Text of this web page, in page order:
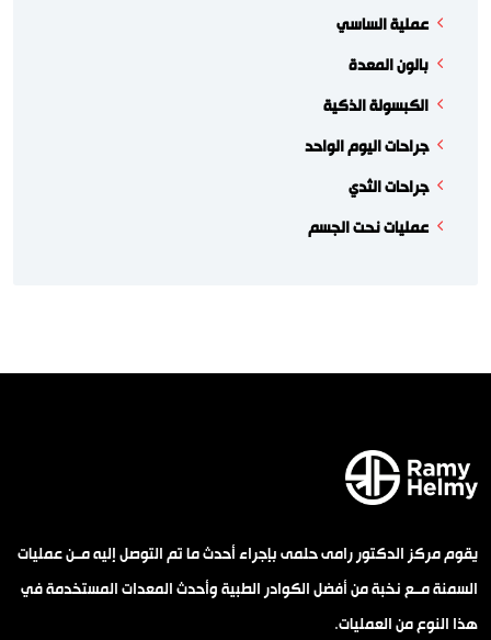
عملية الساسي
بالون المعدة
الكبسولة الذكية
جراحات اليوم الواحد
جراحات الثدي
عمليات نحت الجسم
يقوم مركز الدكتور رامى حلمى بإجراء أحدث ما تم التوصل إليه مــن عمليات
السمنة مــع نخبة من أفضل الكوادر الطبية وأحدث المعدات المستخدمة في
هذا النوع من العمليات.